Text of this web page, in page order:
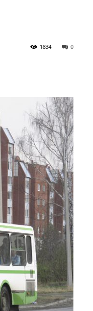
0
1834